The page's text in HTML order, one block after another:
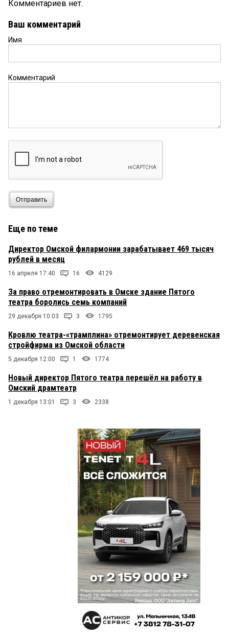
Комментариев нет.
Ваш комментарий
Имя
Комментарий
Отправить
Еще по теме
Директор Омской филармонии зарабатывает 469 тысяч
рублей в месяц
16 апреля 17:40 16 4129
За право отремонтировать в Омске здание Пятого
театра боролись семь компаний
29 декабря 10:03 3 1795
Кровлю театра-«трамплина» отремонтирует деревенская
стройфирма из Омской области
5 декабря 12:00 1 1774
Новый директор Пятого театра перешёл на работу в
Омский драмтеатр
1 декабря 13:01 3 2338